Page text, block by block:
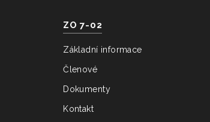
ZO 7-02
Základní informace
Členové
Dokumenty
Kontakt